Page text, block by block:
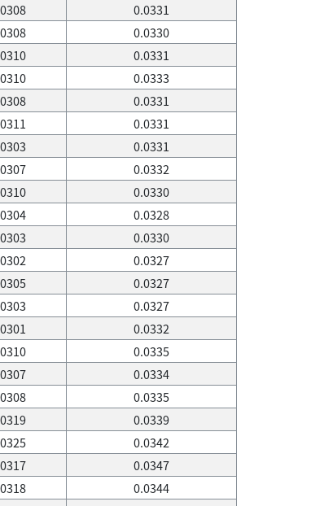
0.0331
0.0330
0.0331
0.0333
0.0331
0.0331
0.0331
0.0332
0.0330
0.0328
0.0330
0.0327
0.0327
0.0327
0.0332
0.0335
0.0334
0.0335
0.0339
0.0342
0.0347
0.0344